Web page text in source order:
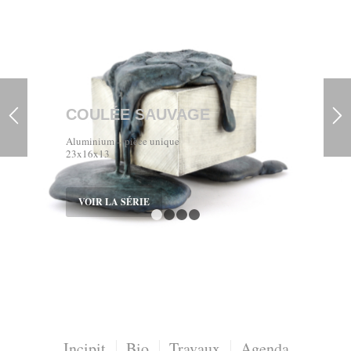
COULÉE SAUVAGE
Aluminium – pièce unique
23x16x13
VOIR LA SÉRIE